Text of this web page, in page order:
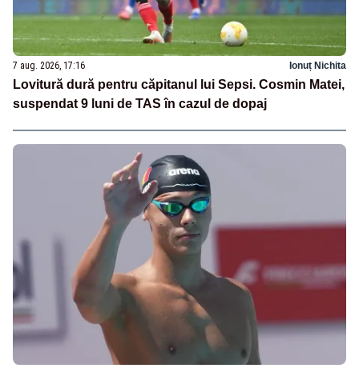
7 aug. 2026, 17:16 Ionuț Nichita
Lovitură dură pentru căpitanul lui Sepsi. Cosmin Matei,
suspendat 9 luni de TAS în cazul de dopaj